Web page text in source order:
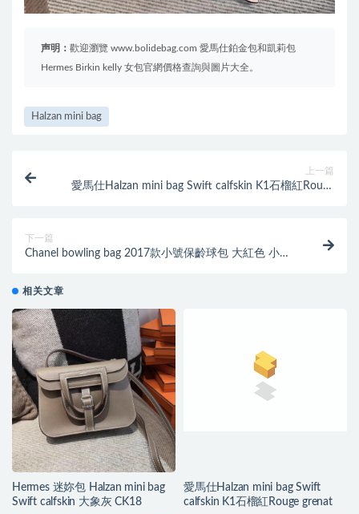
声明： 歡迎瀏覽 www.bolidebag.com 愛馬仕鉑金包和凱莉包
Hermes Birkin kelly 女包官網價格查詢與圖片大全。
Halzan mini bag
上一篇
愛馬仕Halzan mini bag Swift calfskin K1石榴紅Rouge
下一篇
Chanel bowling bag 2017款小號保齡球包 大紅色 小牛
相关文章
Hermes 迷妳包 Halzan mini bag
Swift calfskin 大象灰 CK18
愛馬仕Halzan mini bag Swift
calfskin K1石榴紅Rouge grenat